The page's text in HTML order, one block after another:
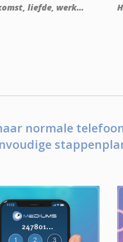
liefde, werk...
normale